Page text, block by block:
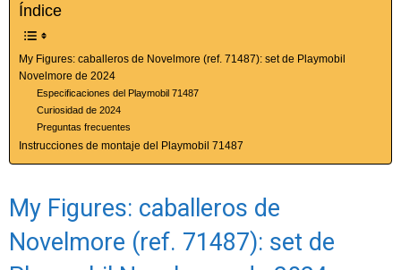
Índice
My Figures: caballeros de Novelmore (ref. 71487): set de Playmobil
Novelmore de 2024
Especificaciones del Playmobil 71487
Curiosidad de 2024
Preguntas frecuentes
Instrucciones de montaje del Playmobil 71487
My Figures: caballeros de
Novelmore (ref. 71487): set de